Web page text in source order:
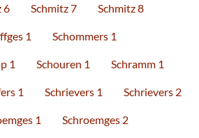
6 Schmitz 7 Schmitz 8
1 Schommers 1
1 Schouren 1 Schramm 1
1 Schrievers 1 Schrievers 2
1 Schroemges 2